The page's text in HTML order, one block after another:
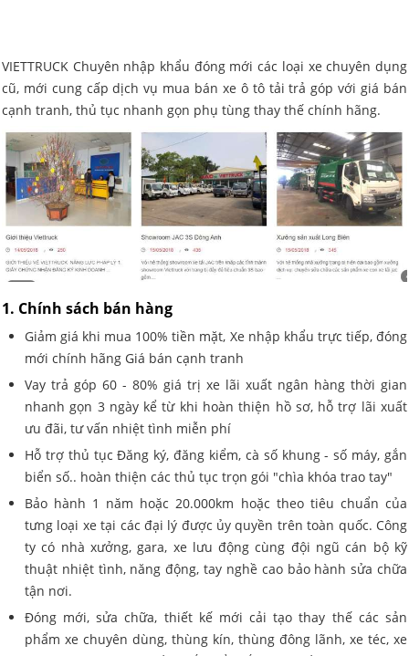
VIETTRUCK Chuyên nhập khẩu đóng mới các loại xe chuyên dụng
cũ, mới cung cấp dịch vụ mua bán xe ô tô tải trả góp với giá bán
cạnh tranh, thủ tục nhanh gọn phụ tùng thay thế chính hãng.
1. Chính sách bán hàng
Giảm giá khi mua 100% tiền mặt, Xe nhập khẩu trực tiếp, đóng
mới chính hãng Giá bán cạnh tranh
Vay trả góp 60 - 80% giá trị xe lãi xuất ngân hàng thời gian
nhanh gọn 3 ngày kể từ khi hoàn thiện hồ sơ, hỗ trợ lãi xuất
ưu đãi, tư vấn nhiệt tình miễn phí
Hỗ trợ thủ tục Đăng ký, đăng kiểm, cà số khung - số máy, gắn
biển số.. hoàn thiện các thủ tục trọn gói "chìa khóa trao tay"
Bảo hành 1 năm hoặc 20.000km hoặc theo tiêu chuẩn của
tưng loại xe tại các đại lý được ủy quyền trên toàn quốc. Công
ty có nhà xưởng, gara, xe lưu động cùng đội ngũ cán bộ kỹ
thuật nhiệt tình, năng động, tay nghề cao bảo hành sửa chữa
tận nơi.
Đóng mới, sửa chữa, thiết kế mới cải tạo thay thế các sản
phẩm xe chuyên dùng, thùng kín, thùng đông lãnh, xe téc, xe